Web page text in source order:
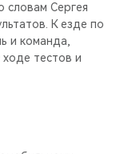
словам Сергея
К езде по
и команда,
тестов и